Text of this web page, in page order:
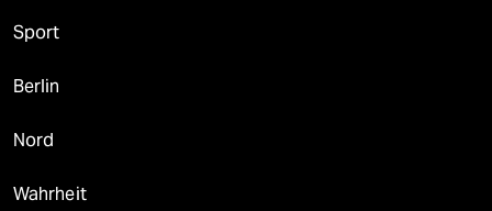
Sport
Berlin
Nord
Wahrheit